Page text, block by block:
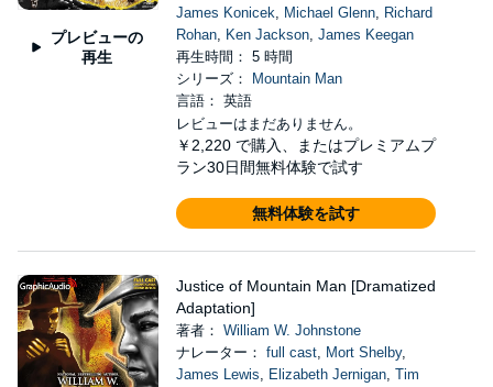
プレビューの
再生
James Konicek, Michael Glenn, Richard
Rohan, Ken Jackson, James Keegan
再生時間： 5 時間
シリーズ：
Mountain Man
言語： 英語
レビューはまだありません。
￥2,220 で購入、またはプレミアムプ
ラン30日間無料体験で試す
無料体験を試す
Justice of Mountain Man [Dramatized
Adaptation]
著者： William W. Johnstone
ナレーター： full cast, Mort Shelby,
James Lewis, Elizabeth Jernigan, Tim